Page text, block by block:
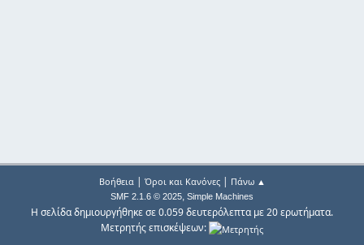
Βοήθεια| Όροι και Κανόνες| Πάνω ▲
SMF 2.1.6 © 2025, Simple Machines
Η σελίδα δημιουργήθηκε σε 0.059 δευτερόλεπτα με 20 ερωτήματα.
Μετρητής επισκέψεων: